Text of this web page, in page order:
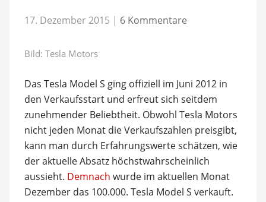
17. Dezember 2015 | 6 Kommentare
Bild: Tesla Motors
Das Tesla Model S ging offiziell im Juni 2012 in
den Verkaufsstart und erfreut sich seitdem
zunehmender Beliebtheit. Obwohl Tesla Motors
nicht jeden Monat die Verkaufszahlen preisgibt,
kann man durch Erfahrungswerte schätzen, wie
der aktuelle Absatz höchstwahrscheinlich
aussieht. Demnach wurde im aktuellen Monat
Dezember das 100.000. Tesla Model S verkauft.